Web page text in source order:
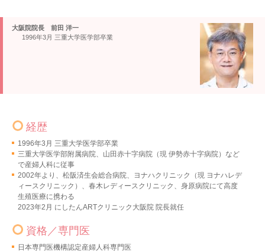
大阪院院長 前田 洋一
1996年3月 三重大学医学部卒業
経歴
1996年3月 三重大学医学部卒業
三重大学医学部附属病院、山田赤十字病院（現 伊勢赤十字病院）など
で産婦人科に従事
2002年より、松阪済生会総合病院、ヨナハクリニック（現 ヨナハレデ
ィースクリニック）、春木レディースクリニック、身原病院にて高度
生殖医療に携わる
2023年2月 にしたんARTクリニック大阪院 院長就任
資格／専門医
日本専門医機構認定産婦人科専門医